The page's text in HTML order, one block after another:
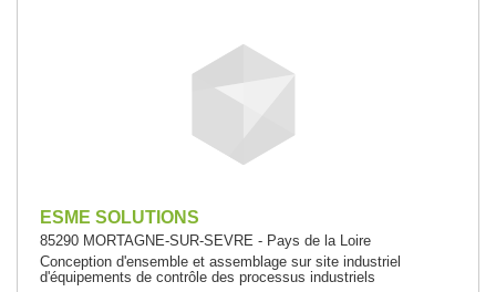
ESME SOLUTIONS
85290 MORTAGNE-SUR-SEVRE - Pays de la Loire
Conception d'ensemble et assemblage sur site industriel
d'équipements de contrôle des processus industriels